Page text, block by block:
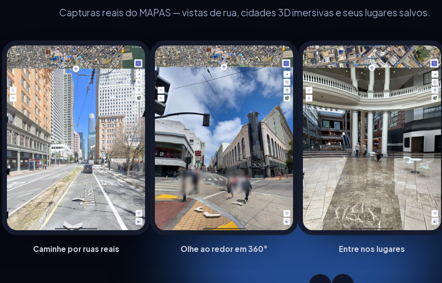
Capturas reais do MAPAS — vistas de rua, cidades 3D imersivas e seus lugares salvos.
Caminhe por ruas reais Olhe ao redor em 360° Entre nos lugares